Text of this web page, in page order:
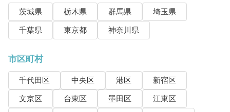
茨城県 栃木県 群馬県
埼玉県
千葉県
東京都 神奈川県
市区町村
千代田区 中央区 港区
新宿区
文京区
台東区 墨田区
江東区